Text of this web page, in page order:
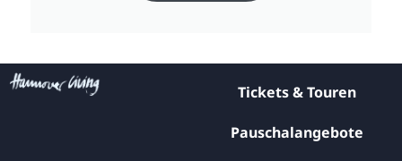
Tickets & Touren
Pauschalangebote